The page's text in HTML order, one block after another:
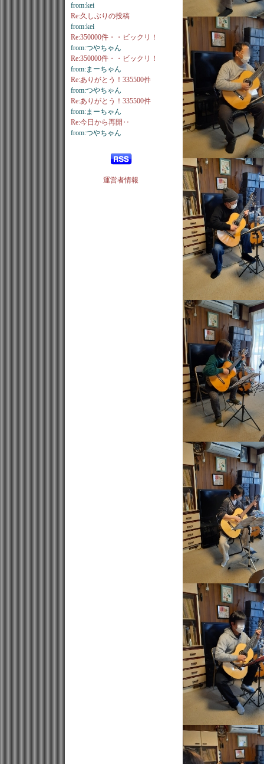
from:kei
Re:久しぶりの投稿
from:kei
Re:350000件・・ビックリ！
from:つやちゃん
Re:350000件・・ビックリ！
from:まーちゃん
Re:ありがとう！335500件
from:つやちゃん
Re:ありがとう！335500件
from:まーちゃん
Re:今日から再開‥
from:つやちゃん
運営者情報